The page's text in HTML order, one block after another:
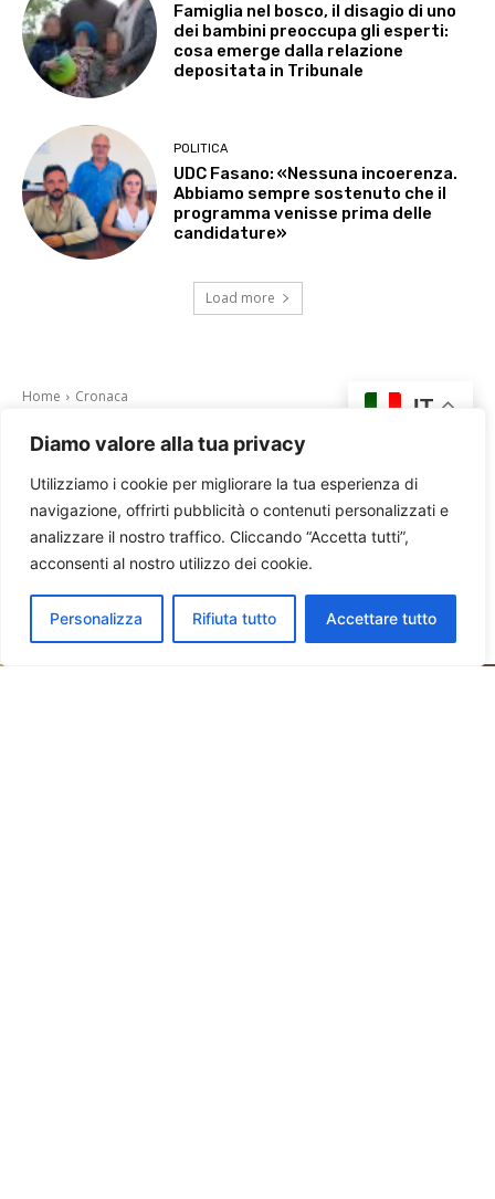
Diamo valore alla tua privacy
Utilizziamo i cookie per migliorare la tua esperienza di
navigazione, offrirti pubblicità o contenuti personalizzati e
analizzare il nostro traffico. Cliccando “Accetta tutti”,
acconsenti al nostro utilizzo dei cookie.
Personalizza Rifiuta tutto Accettare tutto
Famiglia nel bosco, il disagio di uno
dei bambini preoccupa gli esperti:
cosa emerge dalla relazione
depositata in Tribunale
POLITICA
UDC Fasano: «Nessuna incoerenza.
Abbiamo sempre sostenuto che il
programma venisse prima delle
candidature»
Load more